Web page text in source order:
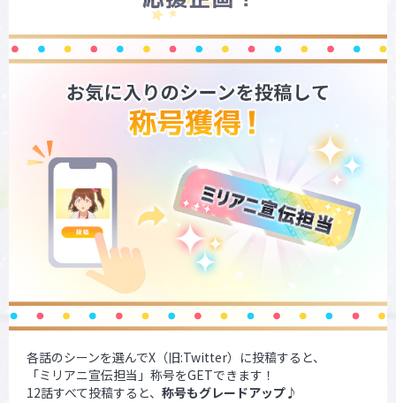
各話のシーンを選んでX（旧:Twitter）に投稿すると、
「ミリアニ宣伝担当」称号をGETできます！
12話すべて投稿すると、 称号もグレードアップ♪